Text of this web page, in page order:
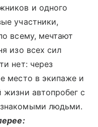
и одного
участники,
всему, мечтают
изо всех сил
нет: через
место в экипаже и
автопробег с
людьми.